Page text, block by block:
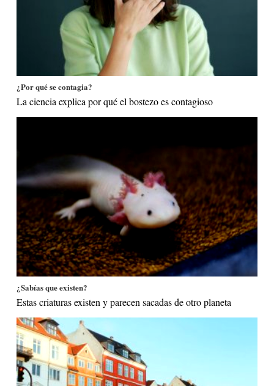
¿Por qué se contagia?
La ciencia explica por qué el bostezo es contagioso
¿Sabías que existen?
Estas criaturas existen y parecen sacadas de otro planeta